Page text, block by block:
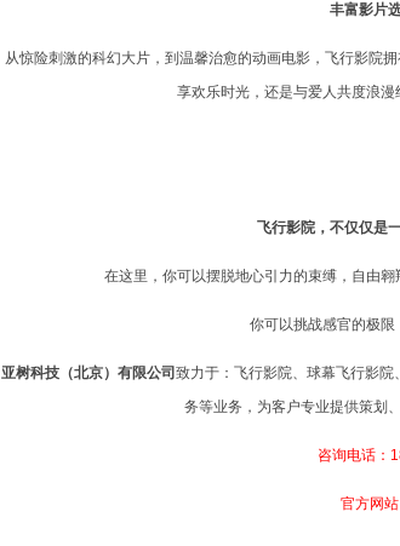
丰富影片
从惊险刺激的科幻大片，到温馨治愈的动画电影，飞行影院
享欢乐时光，还是与爱人共度浪漫
飞行影院，不仅仅是
在这里，你可以摆脱地心引力的束缚，自由
你可以挑战感官的极限
亚树科技（北京）有限公司 致力于：飞行影院、球幕飞行影
务等业务，为客户专业提供策划
咨询电话：
官方网